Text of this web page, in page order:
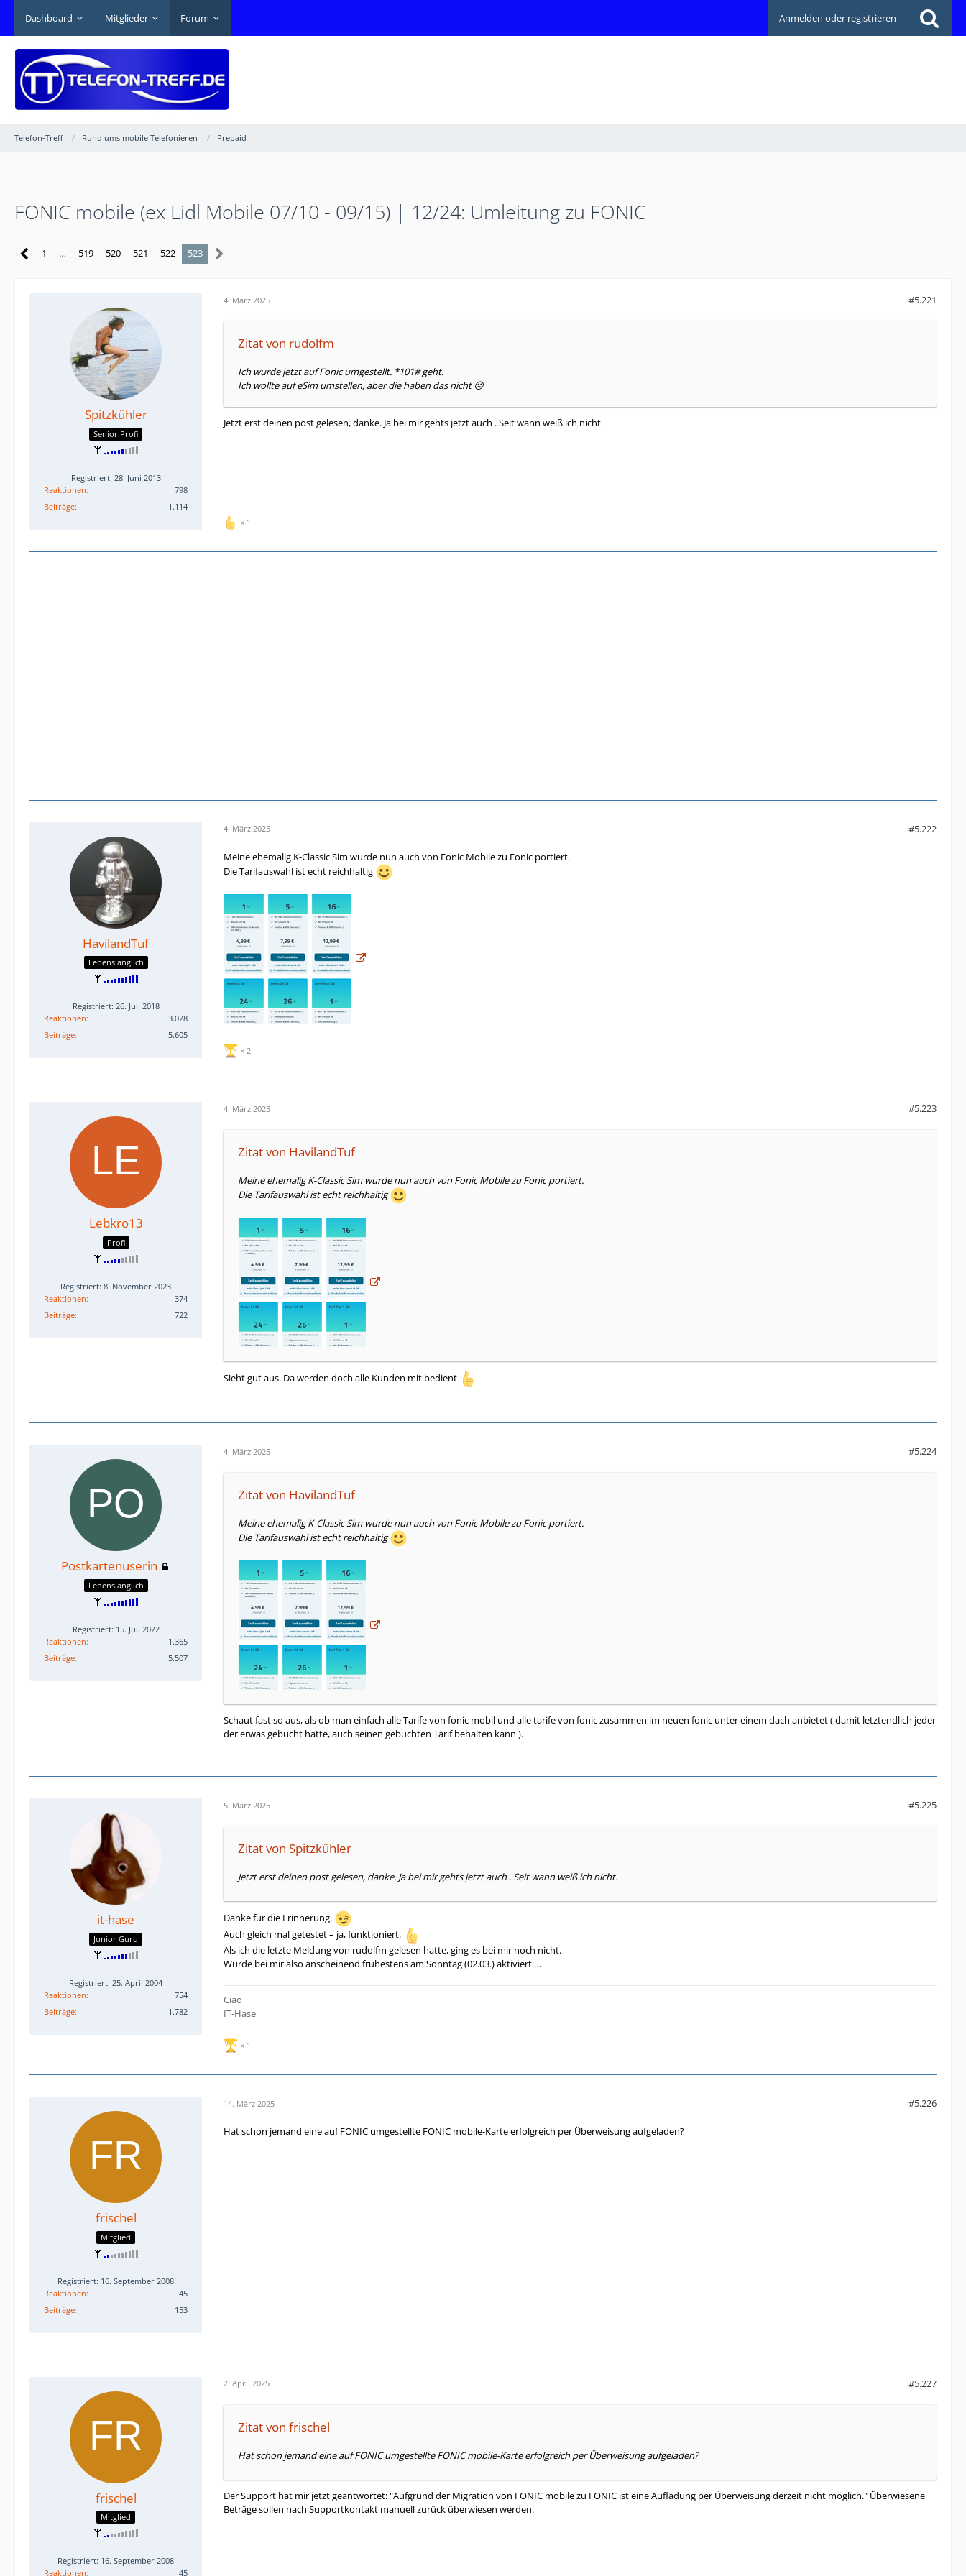
Dashboard Mitglieder Forum Anmelden oder registrieren
Telefon-Treff Rund ums mobile Telefonieren Prepaid
FONIC mobile (ex Lidl Mobile 07/10 - 09/15) | 12/24: Umleitung zu FONIC
1 … 519 520 521 522 523
Spitzkühler
Senior Profi
Registriert: 28. Juni 2013
Reaktionen
798
Beiträge
1.114
4. März 2025 #5.221
Zitat von rudolfm
Ich wurde jetzt auf Fonic umgestellt. *101# geht.
Ich wollte auf eSim umstellen, aber die haben das nicht ☹️
Jetzt erst deinen post gelesen, danke. Ja bei mir gehts jetzt auch . Seit wann weiß ich nicht.
1
HavilandTuf
Lebenslänglich
Registriert: 26. Juli 2018
Reaktionen
3.028
Beiträge
5.605
4. März 2025 #5.222
Meine ehemalig K-Classic Sim wurde nun auch von Fonic Mobile zu Fonic portiert.
Die Tarifauswahl ist echt reichhaltig
2
Lebkro13
Profi
Registriert: 8. November 2023
Reaktionen
374
Beiträge
722
4. März 2025 #5.223
Zitat von HavilandTuf
Meine ehemalig K-Classic Sim wurde nun auch von Fonic Mobile zu Fonic portiert.
Die Tarifauswahl ist echt reichhaltig
Sieht gut aus. Da werden doch alle Kunden mit bedient
Postkartenuserin
Lebenslänglich
Registriert: 15. Juli 2022
Reaktionen
1.365
Beiträge
5.507
4. März 2025 #5.224
Zitat von HavilandTuf
Meine ehemalig K-Classic Sim wurde nun auch von Fonic Mobile zu Fonic portiert.
Die Tarifauswahl ist echt reichhaltig
Schaut fast so aus, als ob man einfach alle Tarife von fonic mobil und alle tarife von fonic zusammen im neuen fonic unter einem dach anbietet ( damit letztendlich jeder
der erwas gebucht hatte, auch seinen gebuchten Tarif behalten kann ).
it-hase
Junior Guru
Registriert: 25. April 2004
Reaktionen
754
Beiträge
1.782
5. März 2025 #5.225
Zitat von Spitzkühler
Jetzt erst deinen post gelesen, danke. Ja bei mir gehts jetzt auch . Seit wann weiß ich nicht.
Danke für die Erinnerung.
Auch gleich mal getestet – ja, funktioniert.
Als ich die letzte Meldung von rudolfm gelesen hatte, ging es bei mir noch nicht.
Wurde bei mir also anscheinend frühestens am Sonntag (02.03.) aktiviert …
Ciao
IT-Hase
1
frischel
Mitglied
Registriert: 16. September 2008
Reaktionen
45
Beiträge
153
14. März 2025 #5.226
Hat schon jemand eine auf FONIC umgestellte FONIC mobile-Karte erfolgreich per Überweisung aufgeladen?
frischel
Mitglied
Registriert: 16. September 2008
Reaktionen
45
2. April 2025 #5.227
Zitat von frischel
Hat schon jemand eine auf FONIC umgestellte FONIC mobile-Karte erfolgreich per Überweisung aufgeladen?
Der Support hat mir jetzt geantwortet: "Aufgrund der Migration von FONIC mobile zu FONIC ist eine Aufladung per Überweisung derzeit nicht möglich." Überwiesene
Beträge sollen nach Supportkontakt manuell zurück überwiesen werden.